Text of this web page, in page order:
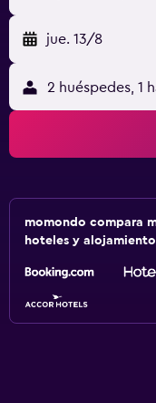
jue. 13/8
2 huéspedes, 1
momondo compara
hoteles y